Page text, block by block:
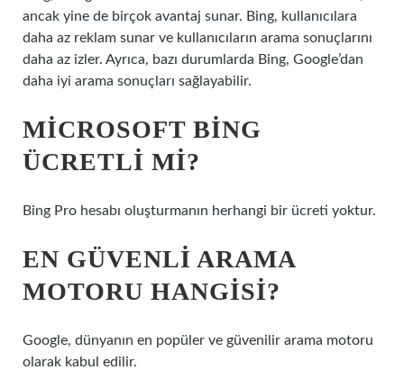
ancak yine de birçok avantaj sunar. Bing, kullanıcılara
daha az reklam sunar ve kullanıcıların arama sonuçlarını
daha az izler. Ayrıca, bazı durumlarda Bing, Google’dan
daha iyi arama sonuçları sağlayabilir.
MICROSOFT BING
ÜCRETLI MI?
Bing Pro hesabı oluşturmanın herhangi bir ücreti yoktur.
EN GÜVENLI ARAMA
MOTORU HANGISI?
Google, dünyanın en popüler ve güvenilir arama motoru
olarak kabul edilir.